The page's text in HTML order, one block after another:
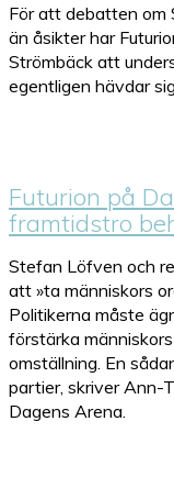
För att debatten om
än åsikter har
Strömbäck att
egentligen hävdar
Futurion på
framtidstro
Stefan Löfven och
att »ta människors
Politikerna måste
förstärka
omställning. En
partier, skriver Ann-
Dagens Arena.